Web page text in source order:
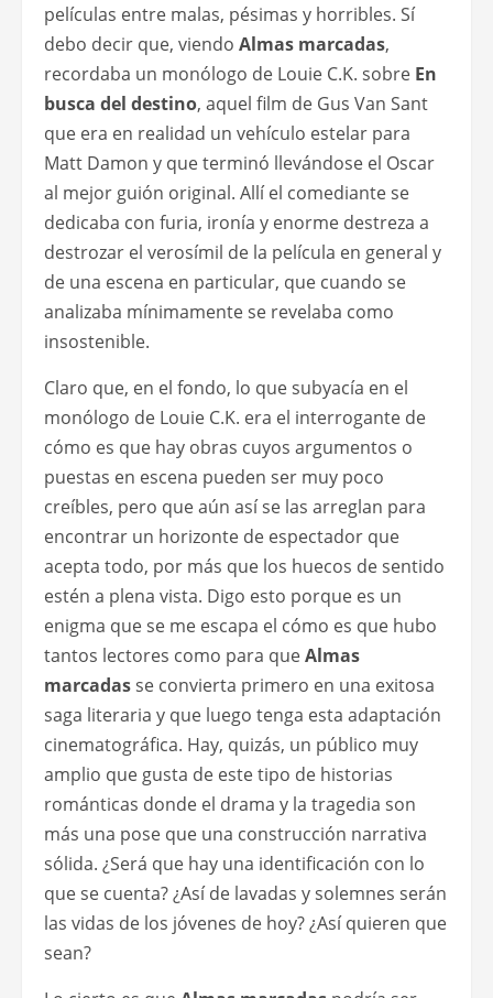
películas entre malas, pésimas y horribles. Sí
debo decir que, viendo Almas marcadas,
recordaba un monólogo de Louie C.K. sobre En
busca del destino, aquel film de Gus Van Sant
que era en realidad un vehículo estelar para
Matt Damon y que terminó llevándose el Oscar
al mejor guión original. Allí el comediante se
dedicaba con furia, ironía y enorme destreza a
destrozar el verosímil de la película en general y
de una escena en particular, que cuando se
analizaba mínimamente se revelaba como
insostenible.
Claro que, en el fondo, lo que subyacía en el
monólogo de Louie C.K. era el interrogante de
cómo es que hay obras cuyos argumentos o
puestas en escena pueden ser muy poco
creíbles, pero que aún así se las arreglan para
encontrar un horizonte de espectador que
acepta todo, por más que los huecos de sentido
estén a plena vista. Digo esto porque es un
enigma que se me escapa el cómo es que hubo
tantos lectores como para queAlmas
marcadasse convierta primero en una exitosa
saga literaria y que luego tenga esta adaptación
cinematográfica. Hay, quizás, un público muy
amplio que gusta de este tipo de historias
románticas donde el drama y la tragedia son
más una pose que una construcción narrativa
sólida. ¿Será que hay una identificación con lo
que se cuenta? ¿Así de lavadas y solemnes serán
las vidas de los jóvenes de hoy? ¿Así quieren que
sean?